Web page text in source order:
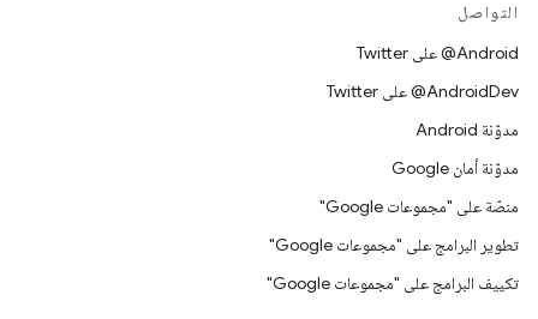
التواصل
‎@Android على Twitter
‎@AndroidDev على Twitter
مدوّنة Android
مدوّنة أمان Google
منصّة على "مجموعات Google"
تطوير البرامج على "مجموعات Google"
تكييف البرامج على "مجموعات Google"